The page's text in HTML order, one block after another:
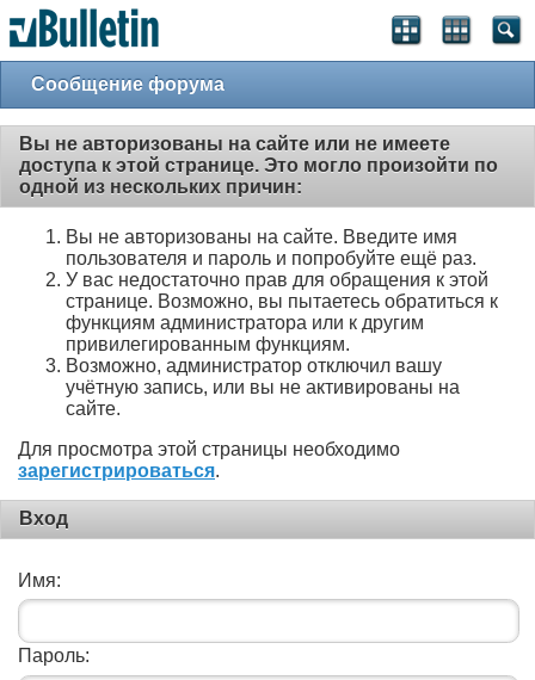
Сообщение форума
Вы не авторизованы на сайте или не имеете
доступа к этой странице. Это могло произойти по
одной из нескольких причин:
Вы не авторизованы на сайте. Введите имя
пользователя и пароль и попробуйте ещё раз.
У вас недостаточно прав для обращения к этой
странице. Возможно, вы пытаетесь обратиться к
функциям администратора или к другим
привилегированным функциям.
Возможно, администратор отключил вашу
учётную запись, или вы не активированы на
сайте.
Для просмотра этой страницы необходимо
зарегистрироваться.
Вход
Имя:
Пароль: